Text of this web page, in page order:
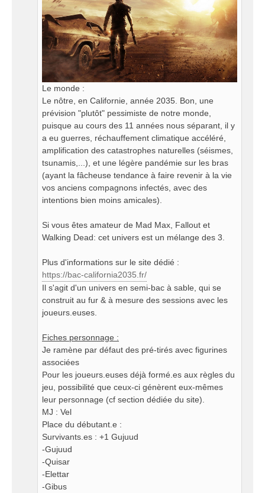
Le monde :
Le nôtre, en Californie, année 2035. Bon, une
prévision "plutôt" pessimiste de notre monde,
puisque au cours des 11 années nous séparant, il y
a eu guerres, réchauffement climatique accéléré,
amplification des catastrophes naturelles (séismes,
tsunamis,...), et une légère pandémie sur les bras
(ayant la fâcheuse tendance à faire revenir à la vie
vos anciens compagnons infectés, avec des
intentions bien moins amicales).
Si vous êtes amateur de Mad Max, Fallout et
Walking Dead: cet univers est un mélange des 3.
Plus d'informations sur le site dédié :
https://bac-california2035.fr/
Il s'agit d'un univers en semi-bac à sable, qui se
construit au fur & à mesure des sessions avec les
joueurs.euses.
Fiches personnage :
Je ramène par défaut des pré-tirés avec figurines
associées
Pour les joueurs.euses déjà formé.es aux règles du
jeu, possibilité que ceux-ci génèrent eux-mêmes
leur personnage (cf section dédiée du site).
MJ : Vel
Place du débutant.e :
Survivants.es : +1 Gujuud
-Gujuud
-Quisar
-Elettar
-Gibus